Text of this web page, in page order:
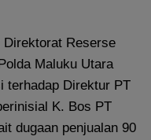
Direktorat Reserse
Maluku Utara
terhadap Direktur PT
K. Bos PT
dugaan penjualan 90